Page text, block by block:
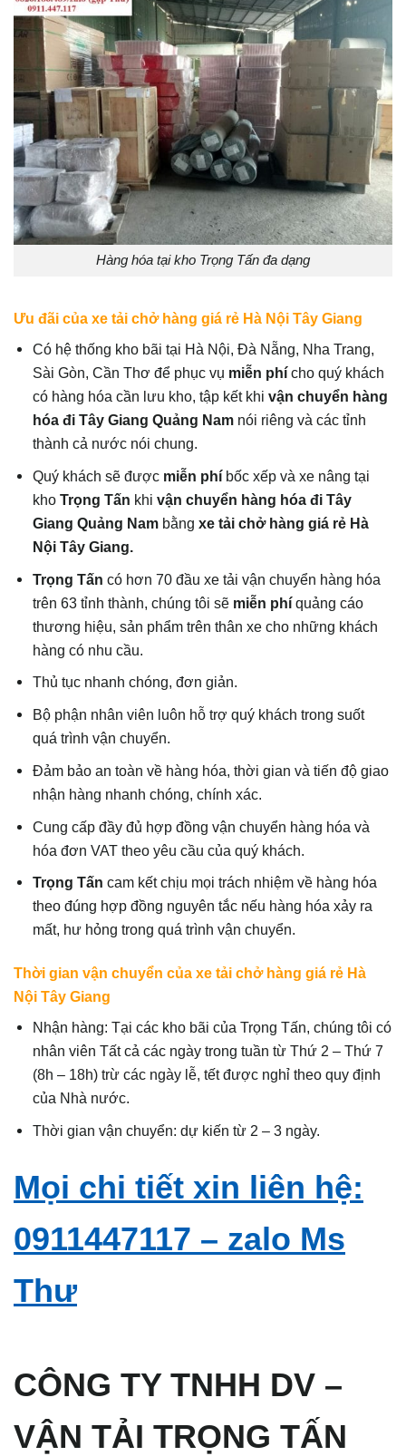
Hàng hóa tại kho Trọng Tấn đa dạng
Ưu đãi của xe tải chở hàng giá rẻ Hà Nội Tây Giang
Có hệ thống kho bãi tại Hà Nội, Đà Nẵng, Nha Trang,
Sài Gòn, Cần Thơ để phục vụ miễn phícho quý khách
có hàng hóa cần lưu kho, tập kết khivận chuyển hàng
hóa đi Tây Giang Quảng Nam nói riêng và các tỉnh
thành cả nước nói chung.
Quý khách sẽ được miễn phí bốc xếp và xe nâng tại
khoTrọng Tấn khivận chuyển hàng hóa đi Tây
Giang Quảng Nam bằng xe tải chở hàng giá rẻ Hà
Nội Tây Giang.
Trọng Tấn có hơn 70 đầu xe tải vận chuyển hàng hóa
trên 63 tỉnh thành, chúng tôi sẽ miễn phíquảng cáo
thương hiệu, sản phẩm trên thân xe cho những khách
hàng có nhu cầu.
Thủ tục nhanh chóng, đơn giản.
Bộ phận nhân viên luôn hỗ trợ quý khách trong suốt
quá trình vận chuyển.
Đảm bảo an toàn về hàng hóa, thời gian và tiến độ giao
nhận hàng nhanh chóng, chính xác.
Cung cấp đầy đủ hợp đồng vận chuyển hàng hóa và
hóa đơn VAT theo yêu cầu của quý khách.
Trọng Tấn cam kết chịu mọi trách nhiệm về hàng hóa
theo đúng hợp đồng nguyên tắc nếu hàng hóa xảy ra
mất, hư hỏng trong quá trình vận chuyển.
Thời gian vận chuyển của xe tải chở hàng giá rẻ Hà
Nội Tây Giang
Nhận hàng: Tại các kho bãi của Trọng Tấn, chúng tôi có
nhân viên Tất cả các ngày trong tuần từ Thứ 2 – Thứ 7
(8h – 18h) trừ các ngày lễ, tết được nghỉ theo quy định
của Nhà nước.
Thời gian vận chuyển: dự kiến từ 2 – 3 ngày.
Mọi chi tiết xin liên hệ:
0911447117 – zalo Ms
Thư
CÔNG TY TNHH DV –
VẬN TẢI TRỌNG TẤN